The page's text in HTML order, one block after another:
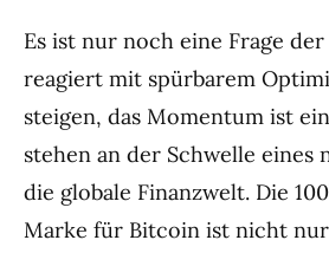
Es ist nur noch eine Frage
reagiert mit spürbarem
steigen, das Momentum ist
stehen an der Schwelle eines
die globale Finanzwelt. Die
Marke für Bitcoin ist nicht